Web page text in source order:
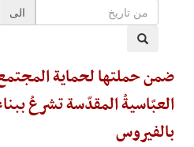
الى
ضمن حملتها لحماية
العبّاسيةُ المقدّسة تشرعُ
بالفيروس